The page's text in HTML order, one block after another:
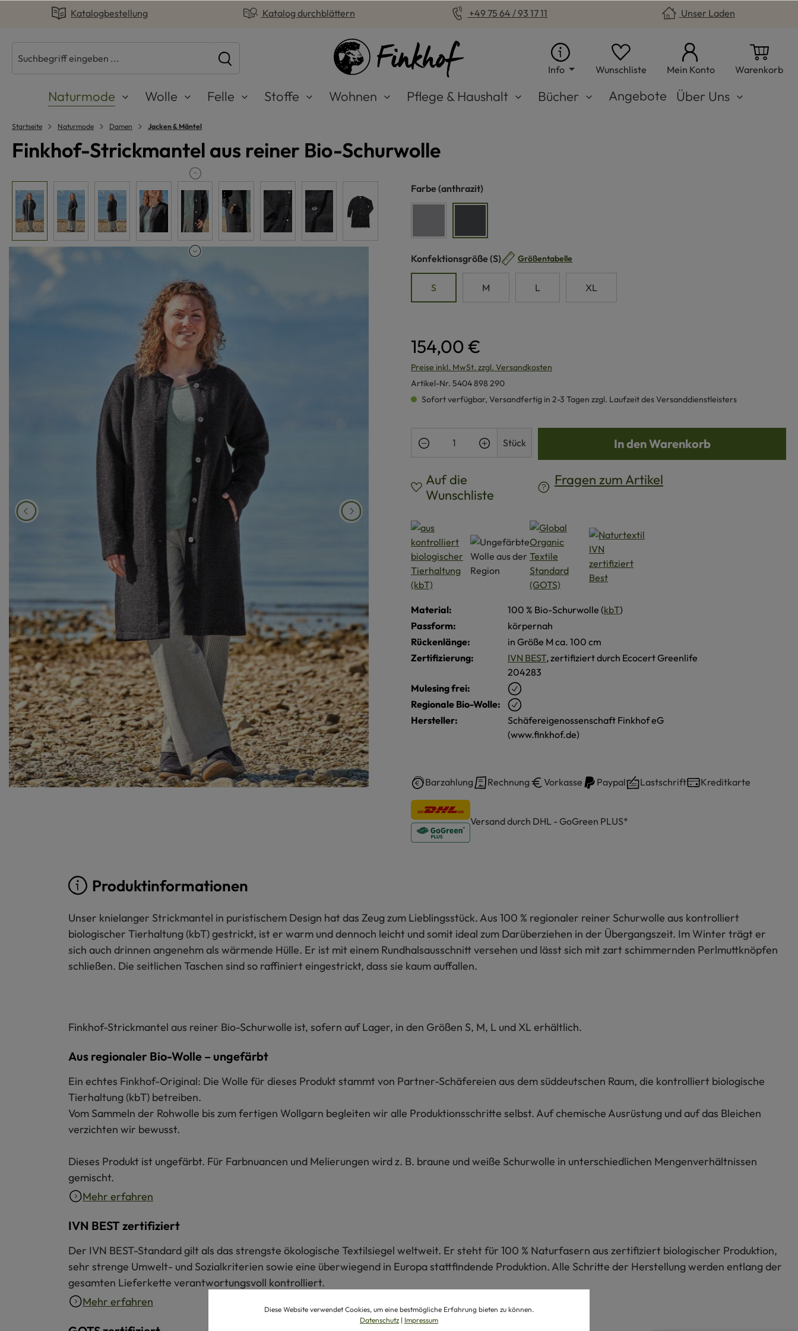
Zur Hauptnavigation springen
Katalogbestellung Katalog durchblättern +49 75 64 / 93 17 11 Unser Laden
Info Wunschliste Du hast 0 Produkte auf dem
Mein Konto Warenkorb
Naturmode Wolle Felle Stoffe Wohnen Pflege & Haushalt Bücher Angebote Über Uns
Startseite Naturmode Damen Jacken & Mäntel
Finkhof-Strickmantel aus reiner Bio-Schurwolle
Bildergalerie überspringen Farbe auswählen
(anthrazit)
Konfektionsgröße auswählen
(S) Größentabelle
S M L XL
154,00 €
Preise inkl. MwSt. zzgl. Versandkosten
Artikel-Nr. 5404 898 290
Sofort verfügbar, Versandfertig in 2-3 Tagen zzgl. Laufzeit des Versanddienstleisters
Produkt Anzahl: Gib den gewünschten Wert ein oder
Stück In den Warenkorb
Auf die
Wunschliste
Fragen zum Artikel
Material: 100 % Bio-Schurwolle (kbT)
Passform:
körpernah
Rückenlänge:
in Größe M ca. 100 cm
Zertifizierung:
IVN BEST, zertifiziert durch Ecocert Greenlife
204283
Mulesing frei:
Regionale Bio-Wolle:
Hersteller:
Schäfereigenossenschaft Finkhof eG
(www.finkhof.de)
Barzahlung Rechnung Vorkasse Paypal Lastschrift Kreditkarte
Versand durch DHL - GoGreen PLUS*
Produktinformationen
Unser knielanger Strickmantel in puristischem Design hat das Zeug zum Lieblingsstück. Aus 100 % regionaler reiner Schurwolle aus kontrolliert
biologischer Tierhaltung (kbT) gestrickt, ist er warm und dennoch leicht und somit ideal zum Darüberziehen in der Übergangszeit. Im Winter trägt er
sich auch drinnen angenehm als wärmende Hülle. Er ist mit einem Rundhalsausschnitt versehen und lässt sich mit zart schimmernden Perlmuttknöpfen
schließen. Die seitlichen Taschen sind so raffiniert eingestrickt, dass sie kaum auffallen.
Finkhof-Strickmantel aus reiner Bio-Schurwolle ist, sofern auf Lager, in den Größen S, M, L und XL erhältlich.
Aus regionaler Bio-Wolle – ungefärbt
Ein echtes Finkhof-Original: Die Wolle für dieses Produkt stammt von Partner-Schäfereien aus dem süddeutschen Raum, die kontrolliert biologische
Tierhaltung (kbT) betreiben.
Vom Sammeln der Rohwolle bis zum fertigen Wollgarn begleiten wir alle Produktionsschritte selbst. Auf chemische Ausrüstung und auf das Bleichen
verzichten wir bewusst.
Dieses Produkt ist ungefärbt. Für Farbnuancen und Melierungen wird z. B. braune und weiße Schurwolle in unterschiedlichen Mengenverhältnissen
gemischt.
Mehr erfahren
IVN BEST zertifiziert
Der IVN BEST-Standard gilt als das strengste ökologische Textilsiegel weltweit. Er steht für 100 % Naturfasern aus zertifiziert biologischer Produktion,
sehr strenge Umwelt- und Sozialkriterien sowie eine überwiegend in Europa stattfindende Produktion. Alle Schritte der Herstellung werden entlang der
gesamten Lieferkette verantwortungsvoll kontrolliert.
Mehr erfahren
Diese Website verwendet Cookies, um eine bestmögliche Erfahrung bieten zu können.
Datenschutz | Impressum